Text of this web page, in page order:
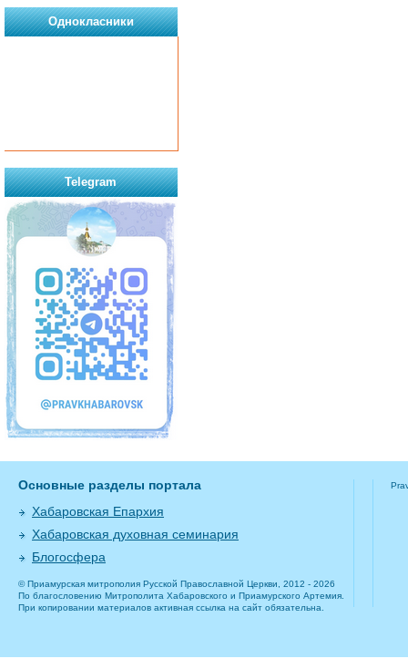
Однокласники
Telegram
Основные разделы портала
Хабаровская Епархия
Хабаровская духовная семинария
Блогосфера
© Приамурская митрополия Русской Православной Церкви, 2012 - 2026
По благословению Митрополита Хабаровского и Приамурского Артемия.
При копировании материалов активная ссылка на сайт обязательна.